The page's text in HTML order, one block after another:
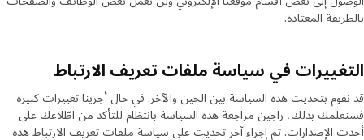
بالطريقة المعتادة.
التغييرات في سياسة ملفات تعريف الارتباط
قد نقوم بتحديث هذه السياسة بين الحين والآخر. في حال أجرينا تغييرات كبيرة
فسنعلمك بذلك، راجين مراجعة هذه السياسة بانتظام للتأكد من اطّلاعك على
أحدث الإصدارات. تم إجراء آخر تحديث على سياسة ملفات تعريف الارتباط هذه